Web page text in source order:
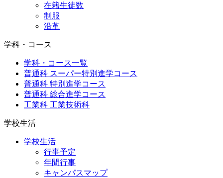
在籍生徒数
制服
沿革
学科・コース
学科・コース一覧
普通科 スーパー特別進学コース
普通科 特別進学コース
普通科 総合進学コース
工業科 工業技術科
学校生活
学校生活
行事予定
年間行事
キャンパスマップ